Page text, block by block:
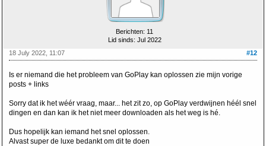
Berichten: 11
Lid sinds: Jul 2022
#12
18 July 2022, 11:07
Is er niemand die het probleem van GoPlay kan oplossen zie mijn vorige
posts + links
Sorry dat ik het wéér vraag, maar... het zit zo, op GoPlay verdwijnen héél snel
dingen en dan kan ik het niet meer downloaden als het weg is hé.
Dus hopelijk kan iemand het snel oplossen.
Alvast super de luxe bedankt om dit te doen